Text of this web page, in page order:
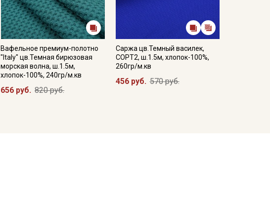
Вафельное премиум-полотно
"Italy" цв.Темная бирюзовая
морская волна, ш.1.5м,
хлопок-100%, 240гр/м.кв
656 руб. 820 руб.
Саржа цв.Темный василек,
СОРТ2, ш.1.5м, хлопок-100%,
260гр/м.кв
456 руб. 570 руб.